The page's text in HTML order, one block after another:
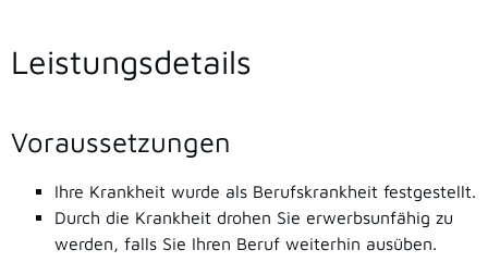
Leistungsdetails
Voraussetzungen
Ihre Krankheit wurde als Berufskrankheit festgestellt.
Durch die Krankheit drohen Sie erwerbsunfähig zu
werden, falls Sie Ihren Beruf weiterhin ausüben.